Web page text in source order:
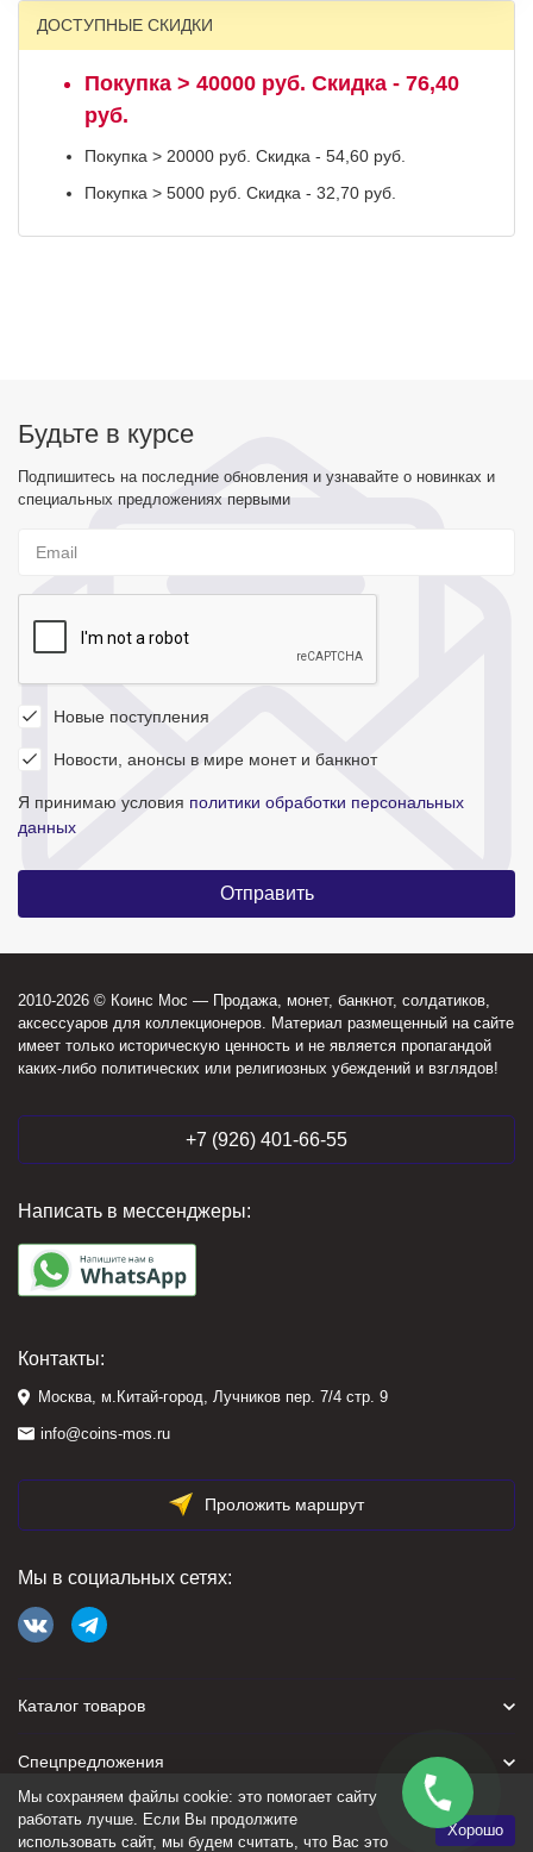
ДОСТУПНЫЕ СКИДКИ
Покупка > 40000 руб. Скидка - 76,40
руб.
Покупка > 20000 руб. Скидка - 54,60 руб.
Покупка > 5000 руб. Скидка - 32,70 руб.
Будьте в курсе
Подпишитесь на последние обновления и узнавайте о новинках и
специальных предложениях первыми
Новые поступления
Новости, анонсы в мире монет и банкнот
Я принимаю условия политики обработки персональных
данных
2010-2026 © Коинс Мос — Продажа, монет, банкнот, солдатиков,
аксессуаров для коллекционеров. Материал размещенный на сайте
имеет только историческую ценность и не является пропагандой
каких-либо политических или религиозных убеждений и взглядов!
+7 (926) 401-66-55
Написать в мессенджеры:
Контакты:
Москва, м.Китай-город, Лучников пер. 7/4 стр. 9
info@coins-mos.ru
Проложить маршрут
Мы в социальных сетях:
Каталог товаров
Спецпредложения
Для покупателя
Мы сохраняем файлы cookie: это помогает сайту
работать лучше. Если Вы продолжите
использовать сайт, мы будем считать, что Вас это
Хорошо